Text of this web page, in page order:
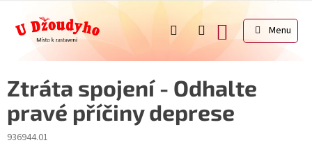
obsah
NÁKUPNÍ
KOŠÍK
Ztráta spojení - Odhalte
pravé příčiny deprese
936944.01